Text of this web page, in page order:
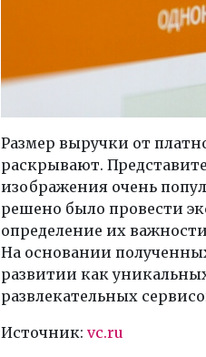
Размер выручки от
раскрывают.
изображения очень
решено было провести
определение их
На основании
развитии как
развлекательных
Источник: vc.ru